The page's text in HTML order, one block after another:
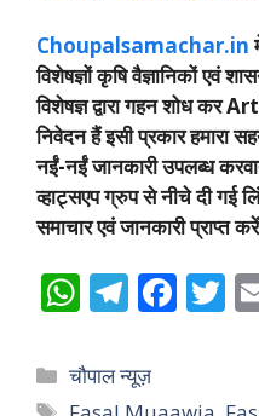
Choupalsamachar.in
विशेषज्ञों कृषि वैज्ञानिकों एवं
विशेषज्ञ द्वारा गहन शोध कर
निवेदन हैं इसी प्रकार हमारा
नईं-नईं जानकारी उपलब्ध
व्हाट्सएप ग्रुप से नीचे दी
समाचार एवं जानकारी प्राप्त
W
h
at
T
el
e
F
ac
T
w
Categories
चौपाल न्यूज़
Tags